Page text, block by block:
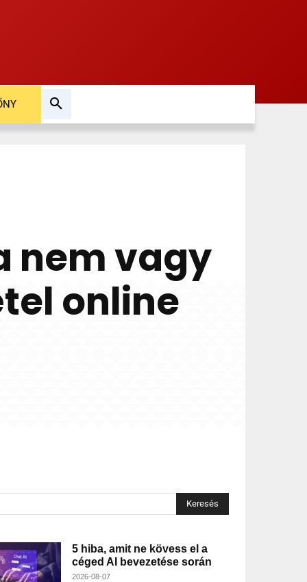
nem vagy
online
Keresés
5 hiba, amit ne kövess el a
céged AI bevezetése során
2026-08-07